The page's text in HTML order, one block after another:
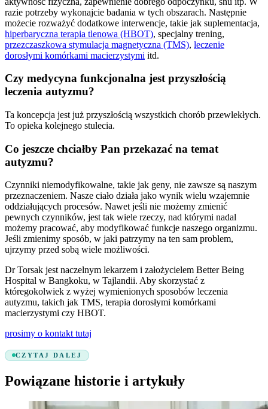
razie potrzeby wykonajcie badania w tych obszarach. Następnie
możecie rozważyć dodatkowe interwencje, takie jak suplementacja,
hiperbaryczna terapia tlenowa (HBOT), specjalny trening,
przezczaszkowa stymulacja magnetyczna (TMS), leczenie
dorosłymi komórkami macierzystymi itd.
Czy medycyna funkcjonalna jest przyszłością
leczenia autyzmu?
Ta koncepcja jest już przyszłością wszystkich chorób przewlekłych.
To opieka kolejnego stulecia.
Co jeszcze chciałby Pan przekazać na temat
autyzmu?
Czynniki niemodyfikowalne, takie jak geny, nie zawsze są naszym
przeznaczeniem. Nasze ciało działa jako wynik wielu wzajemnie
oddziałujących procesów. Nawet jeśli nie możemy zmienić
pewnych czynników, jest tak wiele rzeczy, nad którymi nadal
możemy pracować, aby modyfikować funkcje naszego organizmu.
Jeśli zmienimy sposób, w jaki patrzymy na ten sam problem,
ujrzymy przed sobą wiele możliwości.
Dr Torsak jest naczelnym lekarzem i założycielem Better Being
Hospital w Bangkoku, w Tajlandii. Aby skorzystać z
któregokolwiek z wyżej wymienionych sposobów leczenia
autyzmu, takich jak TMS, terapia dorosłymi komórkami
macierzystymi czy HBOT.
prosimy o kontakt tutaj
CZYTAJ DALEJ
Powiązane historie i artykuły